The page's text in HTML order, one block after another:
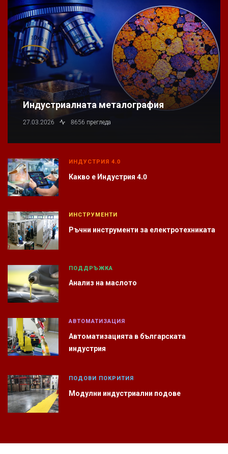
Индустриалната металография
27.03.2026 8656 прегледа
ИНДУСТРИЯ 4.0
Какво е Индустрия 4.0
ИНСТРУМЕНТИ
Ръчни инструменти за електротехниката
ПОДДРЪЖКА
Анализ на маслото
АВТОМАТИЗАЦИЯ
Автоматизацията в българската
индустрия
ПОДОВИ ПОКРИТИЯ
Модулни индустриални подове